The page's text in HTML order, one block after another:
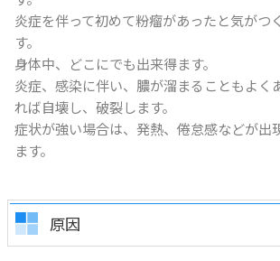
炎症を伴って初めて粉瘤があったと気がつ
す。
身体中、どこにでも出来得ます。
炎症、感染に伴い、膿が溜まることもよく
れば自壊し、破裂します。
症状が強い場合は、発熱、倦怠感などが出
ます。
原因